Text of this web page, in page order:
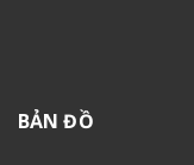
BẢN ĐỒ